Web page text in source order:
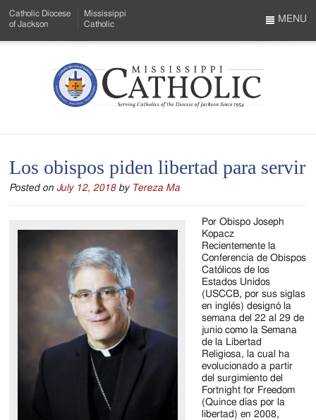
to
Menu
Content
Catholic Diocese
of Jackson
Mississippi
Catholic
Mississippi
Serving
Catholics
the
Diocese
of
Jackson
Since
MENU
Los obispos piden libertad para servir
Posted onJuly 12, 2018 by Tereza Ma
Por Obispo Joseph
Kopacz
Recientemente la
Conferencia de Obispos
Católicos de los
Estados Unidos
(USCCB, por sus siglas
en inglés) designó la
semana del 22 al 29 de
junio como la Semana
de la Libertad
Religiosa, la cual ha
evolucionado a partir
del surgimiento del
Fortnight for Freedom
(Quince días por la
libertad) en 2008,